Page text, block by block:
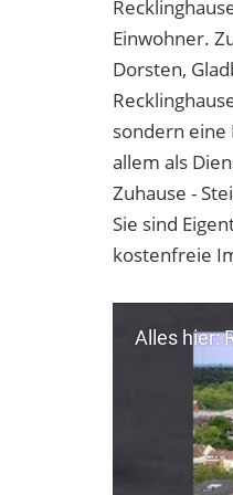
Einwohner.
Dorsten,
sondern
allem als
Zuhause -
Sie sind
kostenfreie
Alles hier: